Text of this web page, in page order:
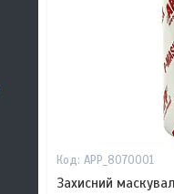
APP_8070001
Захисний